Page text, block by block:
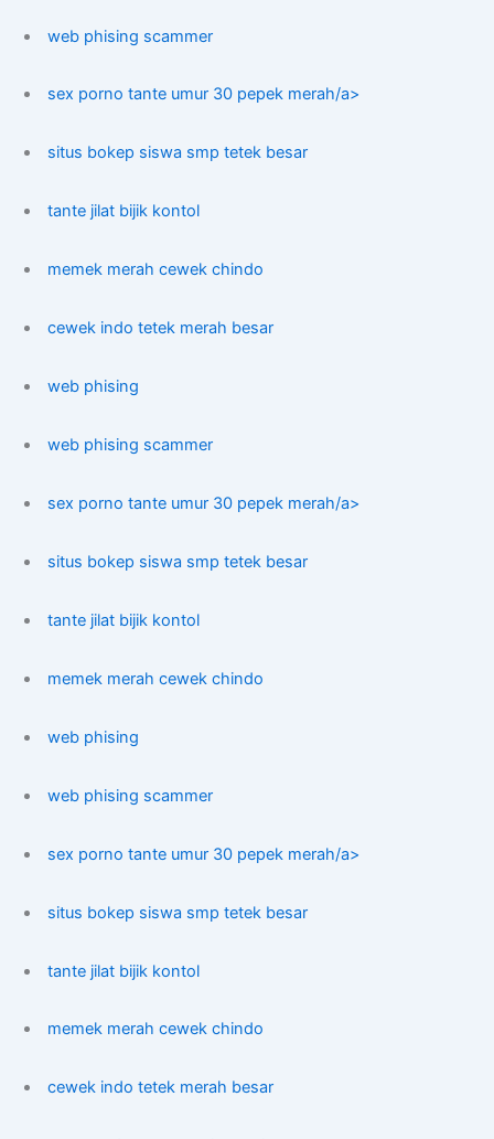
web phising scammer
sex porno tante umur 30 pepek merah/a>
situs bokep siswa smp tetek besar
tante jilat bijik kontol
memek merah cewek chindo
cewek indo tetek merah besar
web phising
web phising scammer
sex porno tante umur 30 pepek merah/a>
situs bokep siswa smp tetek besar
tante jilat bijik kontol
memek merah cewek chindo
web phising
web phising scammer
sex porno tante umur 30 pepek merah/a>
situs bokep siswa smp tetek besar
tante jilat bijik kontol
memek merah cewek chindo
cewek indo tetek merah besar